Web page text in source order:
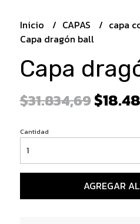
Inicio CAPAS
capa
Capa dragón ball
Capa
$31.834,69
Cantidad
AGREGAR